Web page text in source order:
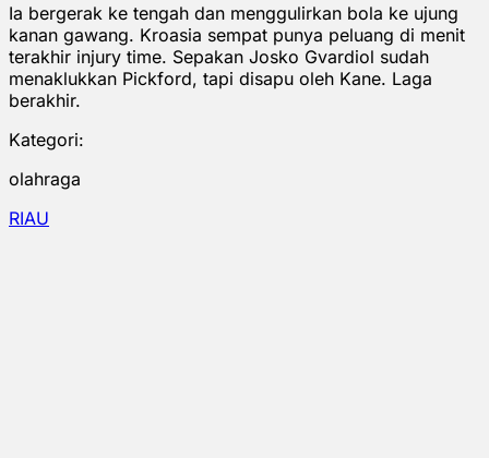
Ia bergerak ke tengah dan menggulirkan bola ke ujung
kanan gawang. Kroasia sempat punya peluang di menit
terakhir injury time. Sepakan Josko Gvardiol sudah
menaklukkan Pickford, tapi disapu oleh Kane. Laga
berakhir.
Kategori:
olahraga
RIAU